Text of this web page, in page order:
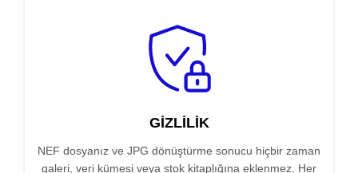
GIZLILIK
NEF dosyanız ve JPG dönüştürme sonucu hiçbir zaman
galeri, veri kümesi veya stok kitaplığına eklenmez. Her